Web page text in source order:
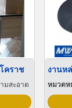
คราช
มสะอาด
งานห
หมวดห